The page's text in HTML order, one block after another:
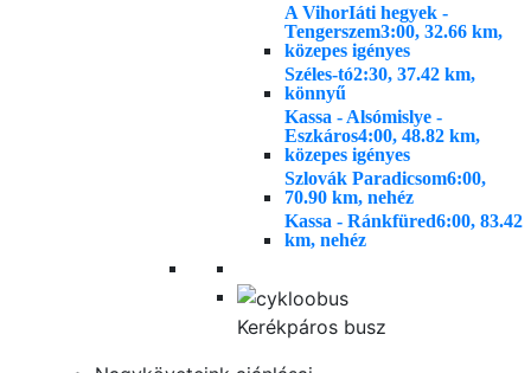
A VihorIáti hegyek -
Tengerszem3:00, 32.66 km,
közepes igényes
Széles-tó2:30, 37.42 km,
könnyű
Kassa - Alsómislye -
Eszkáros4:00, 48.82 km,
közepes igényes
Szlovák Paradicsom6:00,
70.90 km, nehéz
Kassa - Ránkfüred6:00, 83.42
km, nehéz
Kerékpáros busz